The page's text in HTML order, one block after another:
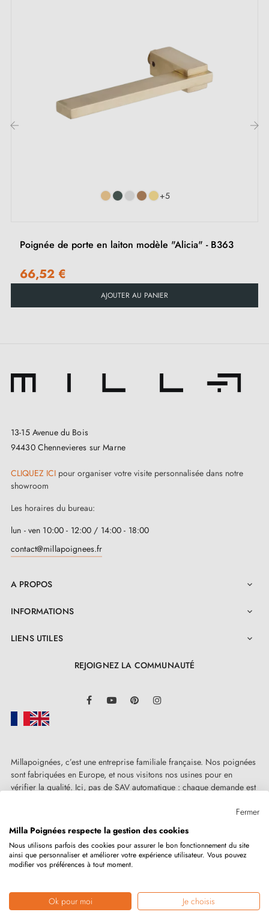
Poignée de porte lourde et pleine
Double ressort métallique pour la stabilité
Garantie constructeur de 24 mois
Convient aux portes de 44 mm d'épaisseur
+5
Poignée de porte en laiton modèle "Alicia" - B363
66,52 €
AJOUTER AU PANIER
13-15 Avenue du Bois
94430 Chennevieres sur Marne
CLIQUEZ ICI pour organiser votre visite personnalisée dans notre
showroom
Les horaires du bureau:
lun - ven 10:00 - 12:00 / 14:00 - 18:00
contact@millapoignees.fr
A PROPOS 
INFORMATIONS 
LIENS UTILES 
REJOIGNEZ LA COMMUNAUTÉ
FacebookYouTube Pinterest
Millapoignées, c’est une entreprise familiale française. Nos poignées
sont fabriquées en Europe, et nous visitons nos usines pour en
vérifier la qualité. Ici, pas de SAV automatique : chaque demande est
Copyright © 2026MILLA POIGNEESTous droits réservés.
Marchand approuvé par la Société des Avis Garantis,cliquez ici pour
Fermer
Milla Poignées respecte la gestion des cookies
Nous utilisons parfois des cookies pour assurer le bon fonctionnement du site
ainsi que personnaliser et améliorer votre expérience utilisateur. Vous pouvez
modifier vos préférences à tout moment.
Ok pour moi Je choisis